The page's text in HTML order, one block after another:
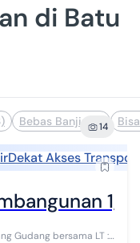
di Batu
Bebas Banjir (2)14
Dekat Akses
1,
: